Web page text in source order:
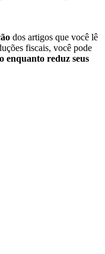
dos artigos que você lê
fiscais, você pode
enquanto reduz seus